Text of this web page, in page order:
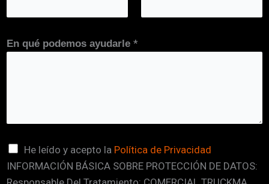
i
*
i
c
a
En qué podemos ayudarle *
C
a
He leído y acepto la Política de Privacidad
INFORMACIÓN BÁSICA SOBRE PROTECCIÓN DE DATOS: